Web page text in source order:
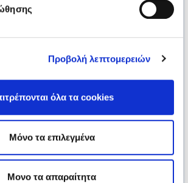
Προβολή λεπτομερειών
όλα τα cookies
Μόνο τα επιλεγμένα
Μονο τα απαραίτητα